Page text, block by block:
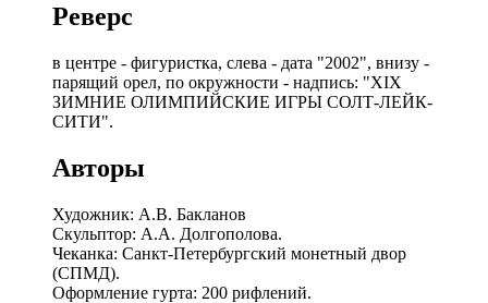
Реверс
в центре - фигуристка, слева - дата "2002", внизу -
парящий орел, по окружности - надпись: "XIX
ЗИМНИЕ ОЛИМПИЙСКИЕ ИГРЫ СОЛТ-ЛЕЙК-
СИТИ".
Авторы
Художник: А.В. Бакланов
Скульптор: А.А. Долгополова.
Чеканка: Санкт-Петербургский монетный двор
(СПМД).
Оформление гурта: 200 рифлений.